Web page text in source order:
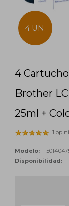
4 UN.
4
Brother
25ml +
1
Modelo:
Disponibilidad: